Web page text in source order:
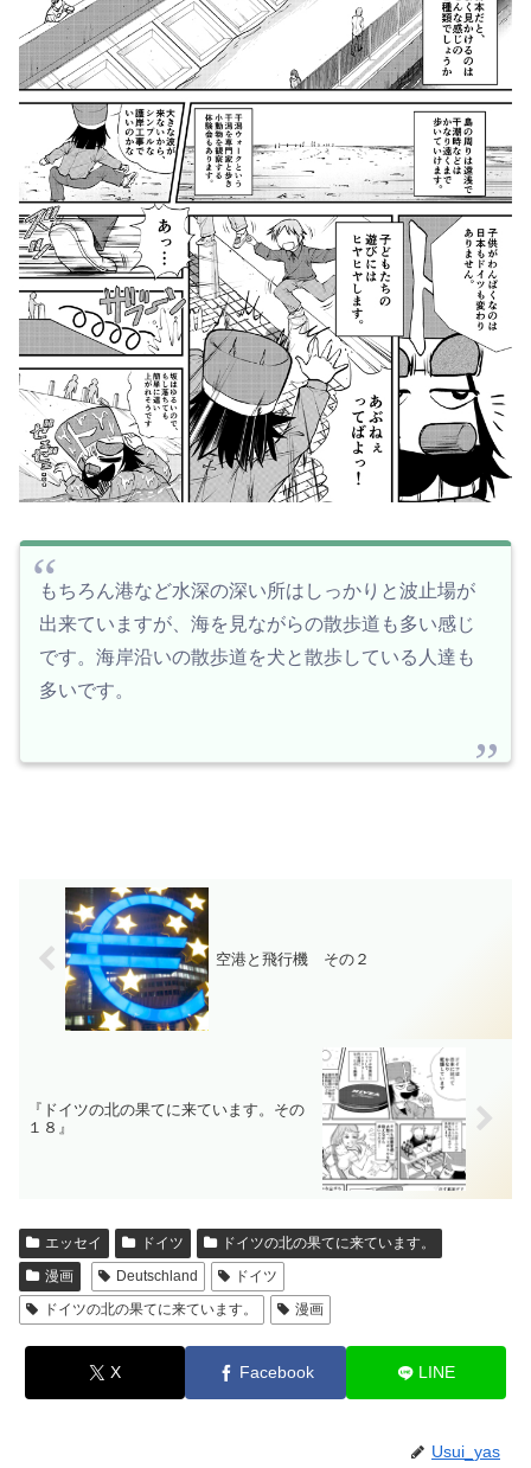
もちろん港など水深の深い所はしっかりと波止場が
出来ていますが、海を見ながらの散歩道も多い感じ
です。海岸沿いの散歩道を犬と散歩している人達も
多いです。
空港と飛行機 その２
『ドイツの北の果てに来ています。その
１８』
エッセイ ドイツ
ドイツの北の果てに来ています。
漫画
Deutschland
ドイツ
ドイツの北の果てに来ています。
漫画
X Facebook LINE
Usui_yas